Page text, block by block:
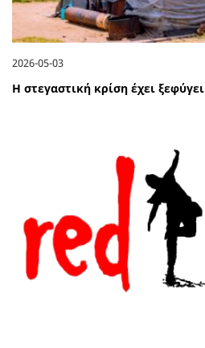
2026-05-03
Η στεγαστική κρίση έχει ξεφύγει